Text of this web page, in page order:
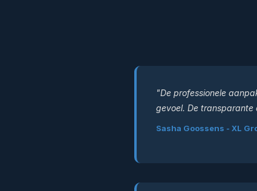
"De professionele
gevoel. De transparante
Sasha Goossens - XL